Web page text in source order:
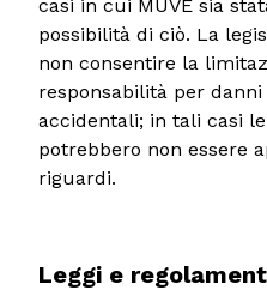
casi in cui MUVE sia
possibilità di ciò. La
non consentire la
responsabilità per
accidentali; in tali casi
potrebbero non essere
riguardi.
Leggi e